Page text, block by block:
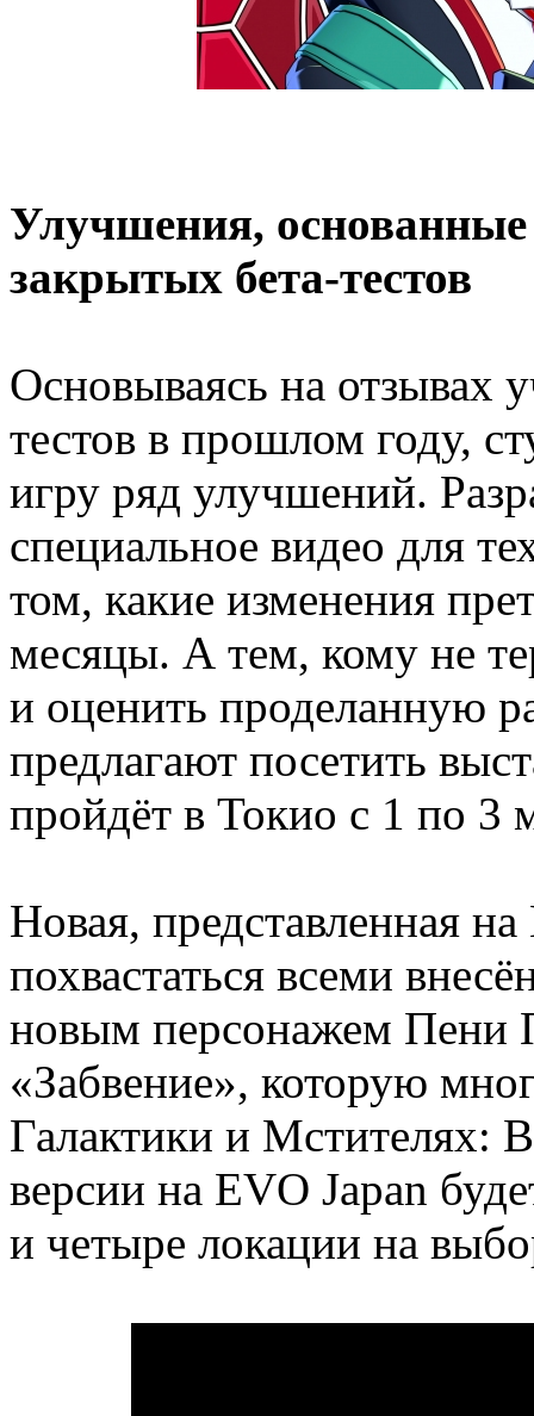
Улучшения,
закрытых бета-тестов
Основываясь на отзывах
тестов в прошлом году,
игру ряд улучшений.
специальное видео для
том, какие изменения
месяцы. А тем, кому не
и оценить проделанную
предлагают посетить
пройдёт в Токио с 1 по 3
Новая, представленная
похвастаться всеми
новым персонажем Пени
«Забвение», которую
Галактики и Мстителях:
версии на EVO Japan
и четыре локации на